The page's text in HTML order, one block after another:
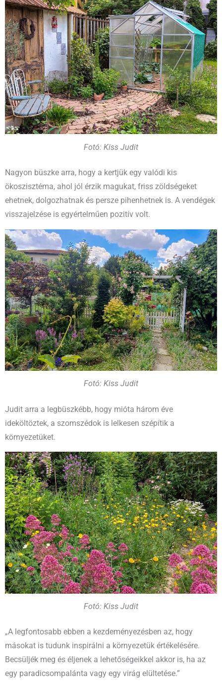
Fotó: Kiss Judit
Nagyon büszke arra, hogy a kertjük egy valódi kis
ökoszisztéma, ahol jól érzik magukat, friss zöldségeket
ehetnek, dolgozhatnak és persze pihenhetnek is. A vendégek
visszajelzése is egyértelműen pozitív volt.
Fotó: Kiss Judit
Judit arra a legbüszkébb, hogy mióta három éve
ideköltöztek, a szomszédok is lelkesen szépítik a
környezetüket.
Fotó: Kiss Judit
„A legfontosabb ebben a kezdeményezésben az, hogy
másokat is tudunk inspirálni a környezetük értékelésére.
Becsüljék meg és éljenek a lehetőségeikkel akkor is, ha az
egy paradicsompalánta vagy egy virág elültetése.”